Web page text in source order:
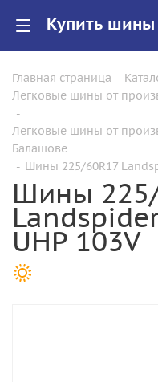
Главная страница -
Легковые шины от
-
Легковые шины от
Балашове
- Шины 225/60R17
Шины
UHP 103V